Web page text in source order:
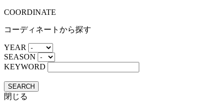
COORDINATE
コーディネートから探す
YEAR
SEASON
KEYWORD
SEARCH
閉じる